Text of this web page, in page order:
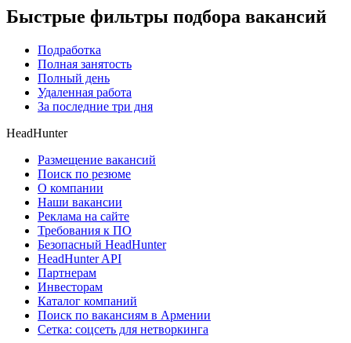
Быстрые фильтры подбора вакансий
Подработка
Полная занятость
Полный день
Удаленная работа
За последние три дня
HeadHunter
Размещение вакансий
Поиск по резюме
О компании
Наши вакансии
Реклама на сайте
Требования к ПО
Безопасный HeadHunter
HeadHunter API
Партнерам
Инвесторам
Каталог компаний
Поиск по вакансиям в Армении
Сетка: соцсеть для нетворкинга